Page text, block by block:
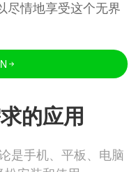
尽情地享受这个无界
的应用
是手机、平板、电脑